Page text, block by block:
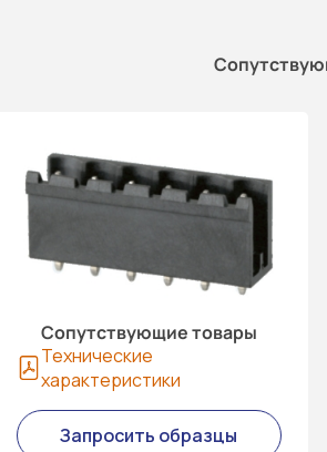
Сопутствующие товары
Технические
характеристики
Запросить образцы